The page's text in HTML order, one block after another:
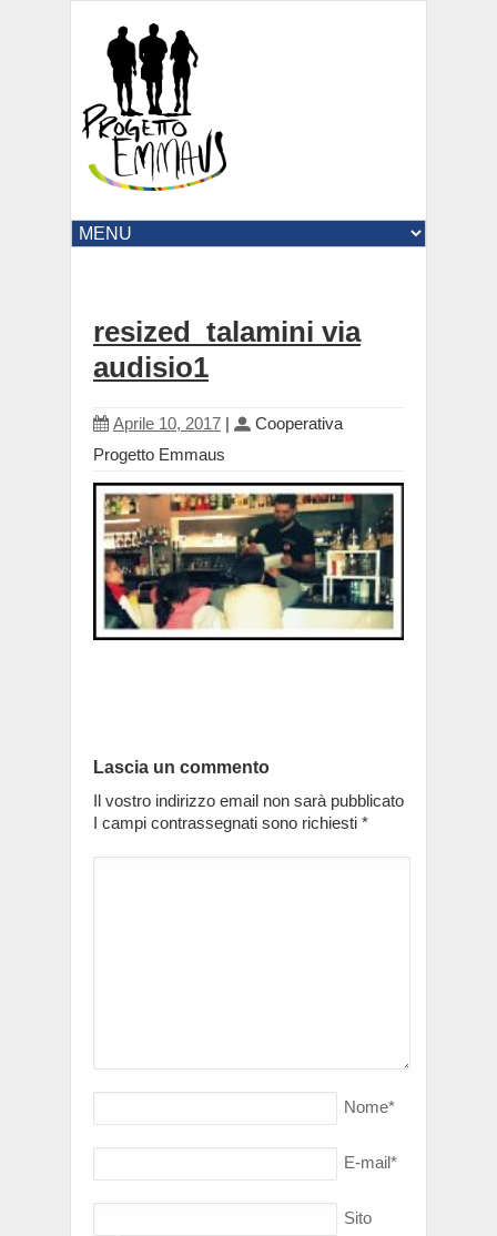
resized_talamini via
audisio1
Aprile 10, 2017 |
Cooperativa
Progetto Emmaus
Lascia un commento
Il vostro indirizzo email non sarà pubblicato
I campi contrassegnati sono richiesti *
Nome*
E-mail*
Sito